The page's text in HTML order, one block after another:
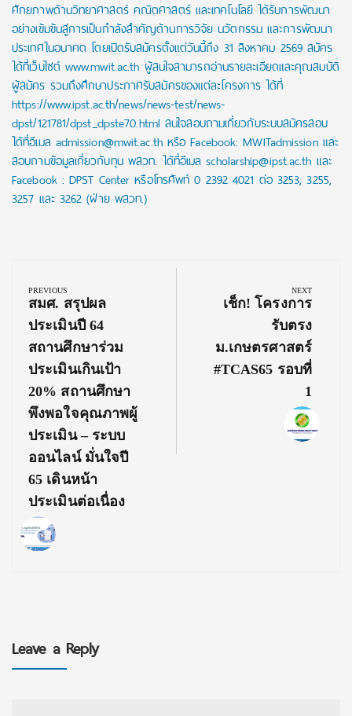
ศักยภาพด้านวิทยาศาสตร์ คณิตศาสตร์ และเทคโนโลยี ได้รับการพัฒนา
อย่างเข้มข้นสู่การเป็นกำลังสำคัญด้านการวิจัย นวัตกรรม และการพัฒนา
ประเทศในอนาคต โดยเปิดรับสมัครตั้งแต่วันนี้ถึง 31 สิงหาคม 2569 สมัคร
ได้ที่เว็บไซต์ www.mwit.ac.th ผู้สนใจสามารถอ่านรายละเอียดและคุณสมบัติ
ผู้สมัคร รวมถึงศึกษาประกาศรับสมัครของแต่ละโครงการ ได้ที่
https://www.ipst.ac.th/news/news-test/news-
dpst/121781/dpst_dpste70.html สนใจสอบถามเกี่ยวกับระบบสมัครสอบ
ได้ที่อีเมล admission@mwit.ac.th หรือ Facebook: MWITadmission และ
สอบถามข้อมูลเกี่ยวกับทุน พสวท. ได้ที่อีเมล scholarship@ipst.ac.th และ
Facebook : DPST Center หรือโทรศัพท์ 0 2392 4021 ต่อ 3253, 3255,
3257 และ 3262 (ฝ่าย พสวท.)
navigation
PREVIOUS
Previous
Post:
สมศ. สรุปผล
ประเมินปี 64
สถานศึกษาร่วม
ประเมินเกินเป้า
20% สถานศึกษา
พึงพอใจคุณภาพผู้
ประเมิน – ระบบ
ออนไลน์ มั่นใจปี
65 เดินหน้า
ประเมินต่อเนื่อง
NEXT
Next
เช็ก! โครงการ
รับตรง
ม.เกษตรศาสตร์
#TCAS65 รอบที่
1
Leave a Reply